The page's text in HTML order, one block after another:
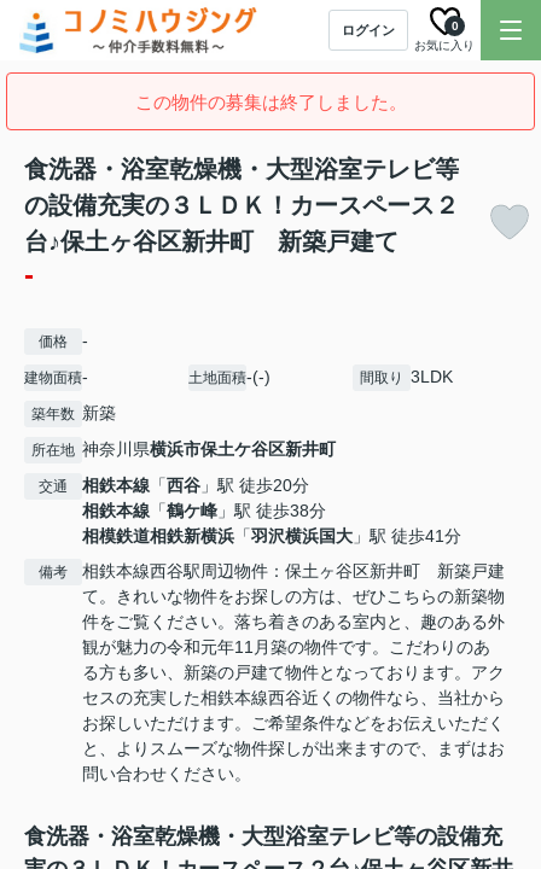
ログイン
お気に入り
0
この物件の募集は終了しました。
食洗器・浴室乾燥機・大型浴室テレビ等
の設備充実の３ＬＤＫ！カースペース２
台♪保土ヶ谷区新井町 新築戸建て
-
価格 -
建物面積- 土地面積-(-) 間取り 3LDK
築年数 新築
所在地 神奈川県横浜市保土ケ谷区新井町
交通 相鉄本線 「西谷 」駅 徒歩20分
相鉄本線 「鶴ケ峰 」駅 徒歩38分
相模鉄道相鉄新横浜 「羽沢横浜国大 」駅 徒歩41分
備考
相鉄本線西谷駅周辺物件：保土ヶ谷区新井町 新築戸建
て。きれいな物件をお探しの方は、ぜひこちらの新築物
件をご覧ください。落ち着きのある室内と、趣のある外
観が魅力の令和元年11月築の物件です。こだわりのあ
る方も多い、新築の戸建て物件となっております。アク
セスの充実した相鉄本線西谷近くの物件なら、当社から
お探しいただけます。ご希望条件などをお伝えいただく
と、よりスムーズな物件探しが出来ますので、まずはお
問い合わせください。
食洗器・浴室乾燥機・大型浴室テレビ等の設備充